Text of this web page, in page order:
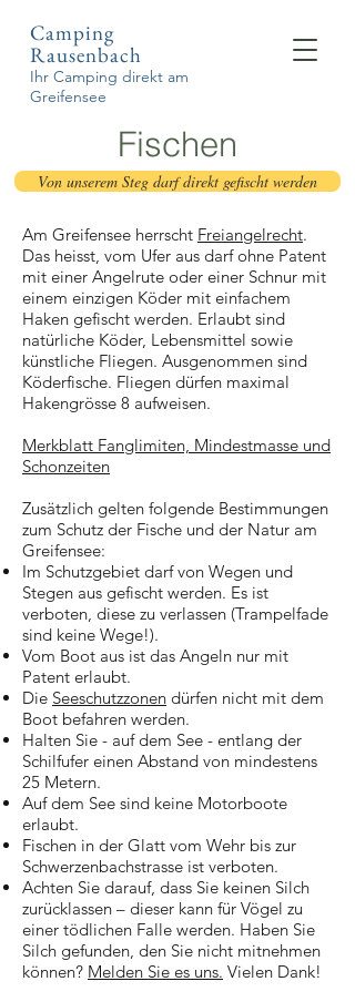
Camping
Rausenbach
Ihr Camping direkt am
Greifensee
Fischen
Von unserem Steg darf direkt gefischt werden
Am Greifensee herrscht Freiangelrecht.
Das heisst, vom Ufer aus darf ohne Patent
mit einer Angelrute oder einer Schnur mit
einem einzigen Köder mit einfachem
Haken gefischt werden. Erlaubt sind
natürliche Köder, Lebensmittel sowie
künstliche Fliegen. Ausgenommen sind
Köderfische. Fliegen dürfen maximal
Hakengrösse 8 aufweisen.
Merkblatt Fanglimiten, Mindestmasse und
Schonzeiten
Zusätzlich gelten folgende Bestimmungen
zum Schutz der Fische und der Natur am
Greifensee:
Im Schutzgebiet darf von Wegen und
Stegen aus gefischt werden. Es ist
verboten, diese zu verlassen (Trampelfade
sind keine Wege!).
Vom Boot aus ist das Angeln nur mit
Patent erlaubt.
Die Seeschutzzonen dürfen nicht mit dem
Boot befahren werden.
Halten Sie - auf dem See - entlang der
Schilfufer einen Abstand von mindestens
25 Metern.
Auf dem See sind keine Motorboote
erlaubt.
Fischen in der Glatt vom Wehr bis zur
Schwerzenbachstrasse ist verboten.
Achten Sie darauf, dass Sie keinen Silch
zurücklassen – dieser kann für Vögel zu
einer tödlichen Falle werden. Haben Sie
Silch gefunden, den Sie nicht mitnehmen
können? Melden Sie es uns. Vielen Dank!